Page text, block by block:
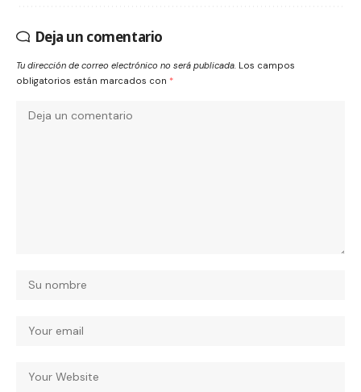
Deja un comentario
Tu dirección de correo electrónico no será publicada. Los campos
obligatorios están marcados con *